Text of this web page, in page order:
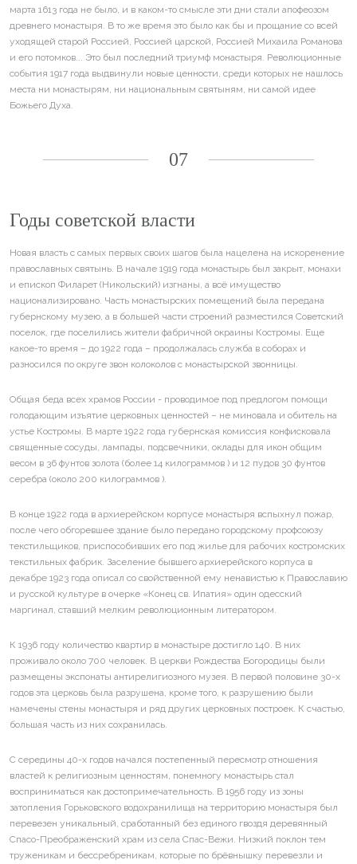
марта 1613 года не было, и в каком-то смысле эти дни стали апофеозом
древнего монастыря. В то же время это было как бы и прощание со всей
уходящей старой Россией, Россией царской, Россией Михаила Романова
и его потомков... Это был последний триумф монастыря. Революционные
события 1917 года выдвинули новые ценности, среди которых не нашлось
места ни монастырям, ни национальным святыням, ни самой идее
Божьего Духа.
07
Годы советской власти
Новая власть с самых первых своих шагов была нацелена на искоренение
православных святынь. В начале 1919 года монастырь был закрыт, монахи
и епископ Филарет (Никольский) изгнаны, а всё имущество
национализировано. Часть монастырских помещений была передана
губернскому музею, а в большей части строений разместился Советский
поселок, где поселились жители фабричной окраины Костромы. Еще
какое-то время – до 1922 года – продолжалась служба в соборах и
разносился по округе звон колоколов с монастырской звонницы.
Общая беда всех храмов России - проводимое под предлогом помощи
голодающим изъятие церковных ценностей – не миновала и обитель на
устье Костромы. В марте 1922 года губернская комиссия конфисковала
священные сосуды, лампады, подсвечники, оклады для икон общим
весом в 36 фунтов золота (более 14 килограммов ) и 12 пудов 30 фунтов
серебра (около 200 килограммов ).
В конце 1922 года в архиерейском корпусе монастыря вспыхнул пожар,
после чего обгоревшее здание было передано городскому профсоюзу
текстильщиков, приспособивших его под жилье для рабочих костромских
текстильных фабрик. Заселение бывшего архиерейского корпуса в
декабре 1923 года описал со свойственной ему ненавистью к Православию
и русской культуре в очерке «Конец св. Ипатия» один одесский
маргинал, ставший мелким революционным литератором.
К 1936 году количество квартир в монастыре достигло 140. В них
проживало около 700 человек. В церкви Рождества Богородицы были
размещены экспонаты антирелигиозного музея. В первой половине 30-х
годов эта церковь была разрушена, кроме того, к разрушению были
намечены стены монастыря и ряд других церковных построек. К счастью,
большая часть из них сохранилась.
С середины 40-х годов начался постепенный пересмотр отношения
властей к религиозным ценностям, понемногу монастырь стал
восприниматься как достопримечательность. В 1956 году из зоны
затопления Горьковского водохранилища на территорию монастыря был
перевезен уникальный, сработанный без единого гвоздя деревянный
Спасо-Преображенский храм из села Спас-Вежи. Низкий поклон тем
труженикам и бессребреникам, которые по брёвнышку перевезли и